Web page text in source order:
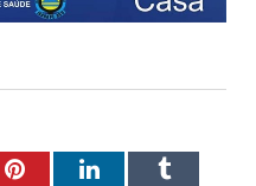
PinterestLinkedInTumblr